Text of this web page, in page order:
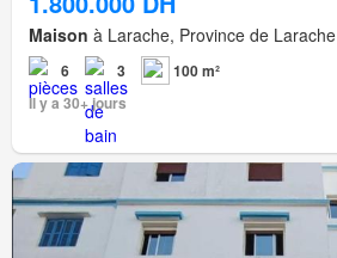
Maison à Larache, Province de Larache
6 3
100 m²
Il y a 30+ jours